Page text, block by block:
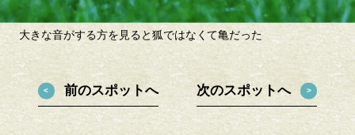
大きな音がする方を見ると狐ではなくて亀だった
前のスポットへ 次のスポットへ